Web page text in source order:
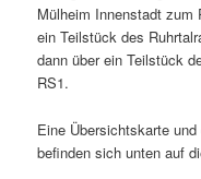
Mülheim Innenstadt zum
ein Teilstück des
dann über ein Teilstück
RS1.
Eine Übersichtskarte
befinden sich unten auf